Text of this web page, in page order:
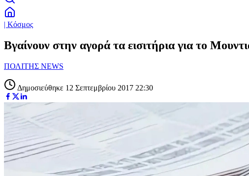
| Κόσμος
Βγαίνουν στην αγορά τα εισιτήρια για το
ΠΟΛΙΤΗΣ NEWS
Δημοσιεύθηκε 12 Σεπτεμβρίου 2017 22:30